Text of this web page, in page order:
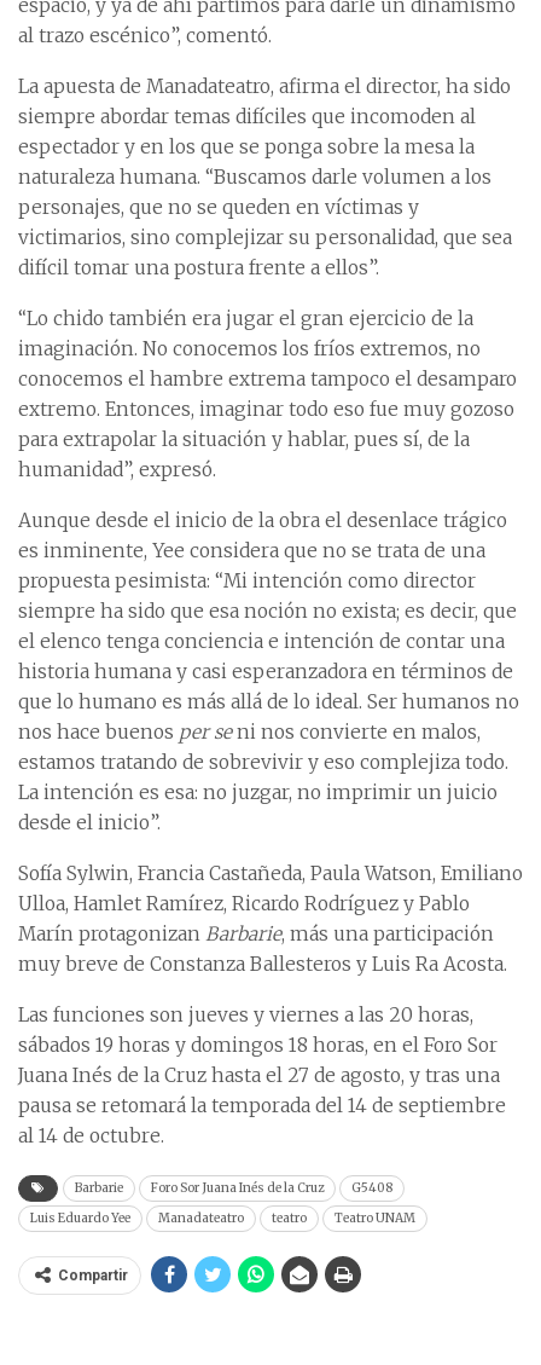
espacio, y ya de ahí partimos para darle un dinamismo
al trazo escénico”, comentó.
La apuesta de Manadateatro, afirma el director, ha sido
siempre abordar temas difíciles que incomoden al
espectador y en los que se ponga sobre la mesa la
naturaleza humana. “Buscamos darle volumen a los
personajes, que no se queden en víctimas y
victimarios, sino complejizar su personalidad, que sea
difícil tomar una postura frente a ellos”.
“Lo chido también era jugar el gran ejercicio de la
imaginación. No conocemos los fríos extremos, no
conocemos el hambre extrema tampoco el desamparo
extremo. Entonces, imaginar todo eso fue muy gozoso
para extrapolar la situación y hablar, pues sí, de la
humanidad”, expresó.
Aunque desde el inicio de la obra el desenlace trágico
es inminente, Yee considera que no se trata de una
propuesta pesimista: “Mi intención como director
siempre ha sido que esa noción no exista; es decir, que
el elenco tenga conciencia e intención de contar una
historia humana y casi esperanzadora en términos de
que lo humano es más allá de lo ideal. Ser humanos no
nos hace buenos per seni nos convierte en malos,
estamos tratando de sobrevivir y eso complejiza todo.
La intención es esa: no juzgar, no imprimir un juicio
desde el inicio”.
Sofía Sylwin, Francia Castañeda, Paula Watson, Emiliano
Ulloa, Hamlet Ramírez, Ricardo Rodríguez y Pablo
Marín protagonizan Barbarie, más una participación
muy breve de Constanza Ballesteros y Luis Ra Acosta.
Las funciones son jueves y viernes a las 20 horas,
sábados 19 horas y domingos 18 horas, en el Foro Sor
Juana Inés de la Cruz hasta el 27 de agosto, y tras una
pausa se retomará la temporada del 14 de septiembre
al 14 de octubre.
Barbarie Foro Sor Juana Inés de la Cruz
G5408
Luis Eduardo Yee
Manadateatro teatro Teatro UNAM
Compartir